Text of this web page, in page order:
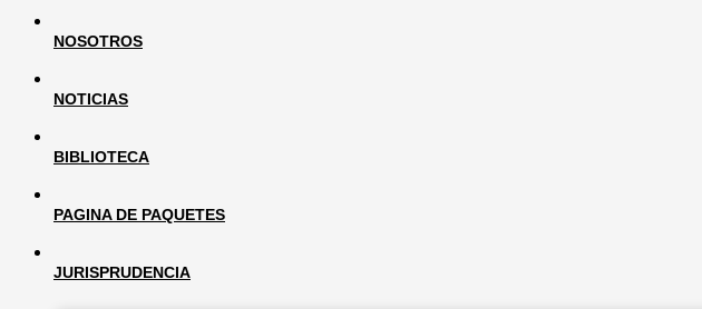
NOSOTROS
NOTICIAS
BIBLIOTECA
PAGINA DE PAQUETES
JURISPRUDENCIA